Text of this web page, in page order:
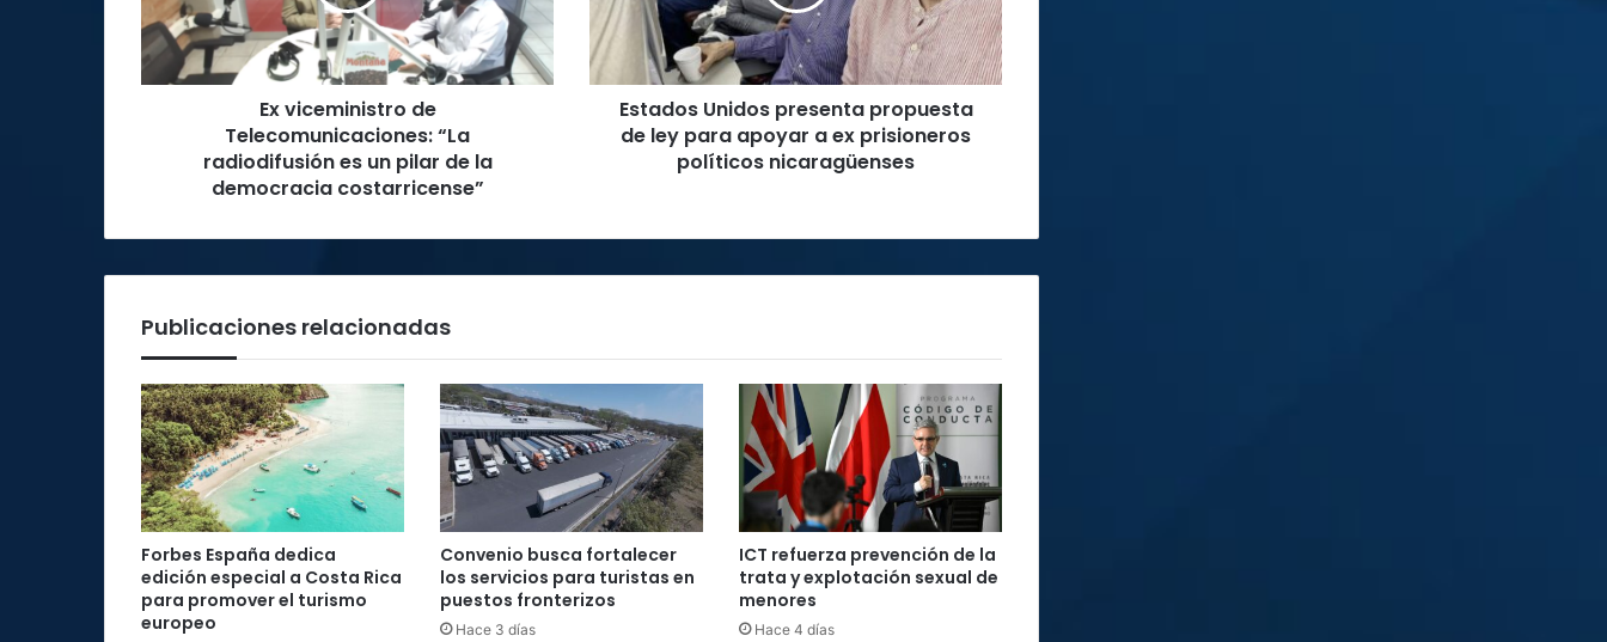
radiodifusión
es
un
pilar
democracia
costarricense”
Ex viceministro de
Telecomunicaciones: “La
radiodifusión es un pilar de la
democracia costarricense”
ley
para
apoyar
a
prisioneros
Estados Unidos presenta propuesta
de ley para apoyar a ex prisioneros
políticos nicaragüenses
Publicaciones relacionadas
Forbes España dedica
edición especial a Costa Rica
para promover el turismo
europeo
Convenio busca fortalecer
los servicios para turistas en
puestos fronterizos
Hace 3 días
ICT refuerza prevención de la
trata y explotación sexual de
menores
Hace 4 días